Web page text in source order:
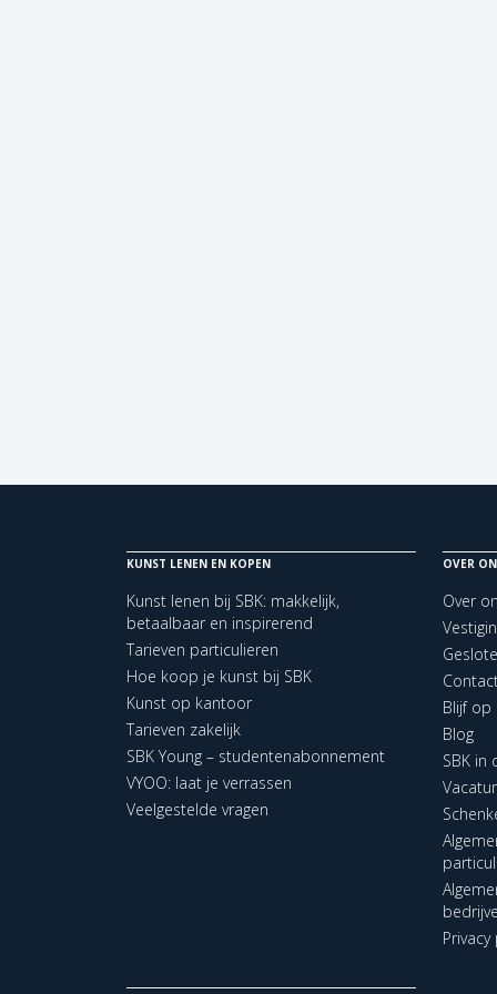
KUNST LENEN EN KOPEN
Kunst lenen bij SBK: makkelijk,
betaalbaar en inspirerend
Tarieven particulieren
Hoe koop je kunst bij SBK
Kunst op kantoor
Tarieven zakelijk
SBK Young – studentenabonnement
VYOO: laat je verrassen
Veelgestelde vragen
OVER
Over
Blijf op
Blog
SBK in